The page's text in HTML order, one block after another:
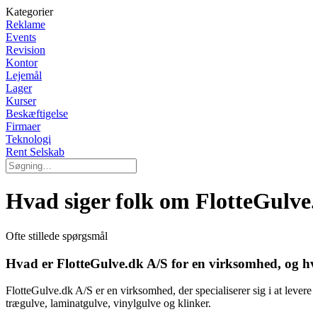
Kategorier
Reklame
Events
Revision
Kontor
Lejemål
Lager
Kurser
Beskæftigelse
Firmaer
Teknologi
Rent Selskab
Hvad siger folk om
Ofte stillede spørgsmål
Hvad er FlotteGulve.dk A/S for en virksomhed, og
FlotteGulve.dk A/S er en virksomhed, der specialiserer sig i at
trægulve, laminatgulve, vinylgulve og klinker.